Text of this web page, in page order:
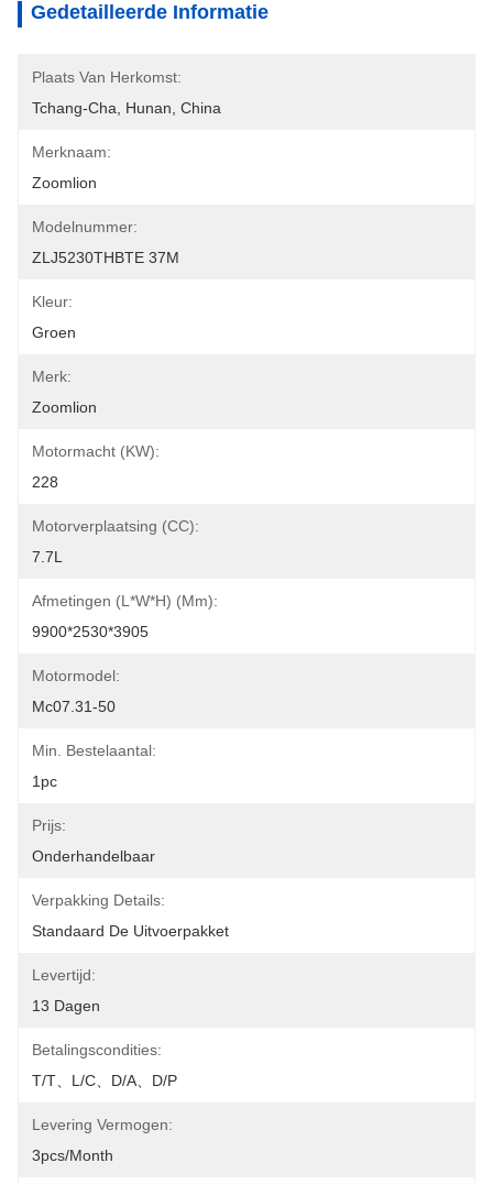
Gedetailleerde Informatie
Plaats Van Herkomst:
Tchang-Cha, Hunan, China
Merknaam:
Zoomlion
Modelnummer:
ZLJ5230THBTE 37M
Kleur:
Groen
Merk:
Zoomlion
Motormacht (kW):
228
Motorverplaatsing (CC):
7.7L
Afmetingen (L*W*H) (mm):
9900*2530*3905
Motormodel:
Mc07.31-50
Min. Bestelaantal:
1pc
Prijs:
Onderhandelbaar
Verpakking Details:
Standaard De Uitvoerpakket
Levertijd:
13 Dagen
Betalingscondities:
T/T、L/C、D/A、D/P
Levering Vermogen:
3pcs/month